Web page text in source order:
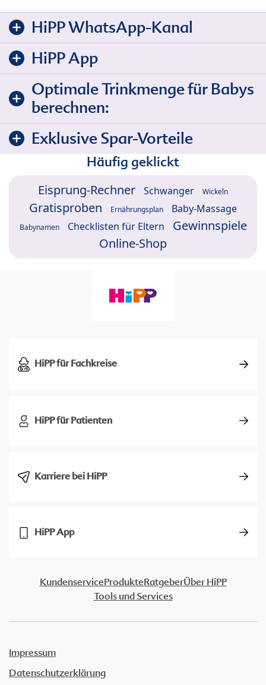
HiPP WhatsApp-Kanal
HiPP App
Optimale Trinkmenge für Babys
berechnen:
Exklusive Spar-Vorteile
Häufig geklickt
Eisprung-Rechner Schwanger Wickeln
Gratisproben Ernährungsplan Baby-Massage
Babynamen Checklisten für Eltern
Gewinnspiele
Online-Shop
HiPP für Fachkreise
HiPP für Patienten
Karriere bei HiPP
HiPP App
KundenserviceProdukteRatgeberÜber HiPP
Tools und Services
Impressum
Datenschutzerklärung